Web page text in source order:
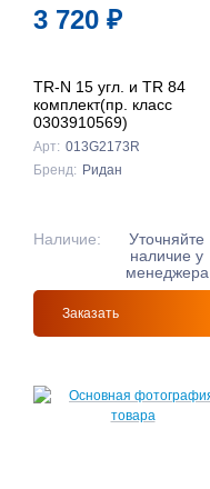
3 720 ₽
TR-N 15 угл. и TR 84
комплект(пр. класс
0303910569)
Арт: 013G2173R
Бренд: Ридан
Наличие:
Уточняйте
наличие у
менеджера
Заказать